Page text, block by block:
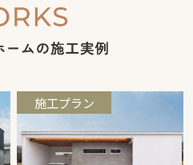
施工プラン